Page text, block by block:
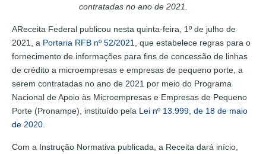
contratadas no ano de 2021.
AReceita Federal publicou nesta quinta-feira, 1º de julho de
2021, a Portaria RFB nº 52/2021
, que estabelece regras para o
fornecimento de informações para fins de concessão de linhas
de crédito a microempresas e empresas de pequeno porte, a
serem contratadas no ano de 2021 por meio do Programa
Nacional de Apoio às Microempresas e Empresas de Pequeno
Porte (Pronampe), instituído pela Lei nº 13.999, de 18 de maio
de 2020
Com a Instrução Normativa publicada, a Receita dará início,